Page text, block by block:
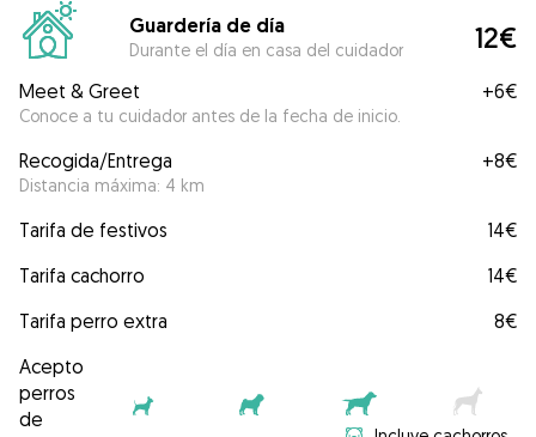
Guardería de día
Durante el día en casa del cuidador 12€
Meet & Greet
Conoce a tu cuidador antes de la fecha de inicio.
+6€
Recogida/Entrega
Distancia máxima: 4 km
+8€
Tarifa de festivos
14€
Tarifa cachorro
14€
Tarifa perro extra
8€
Acepto
perros
de